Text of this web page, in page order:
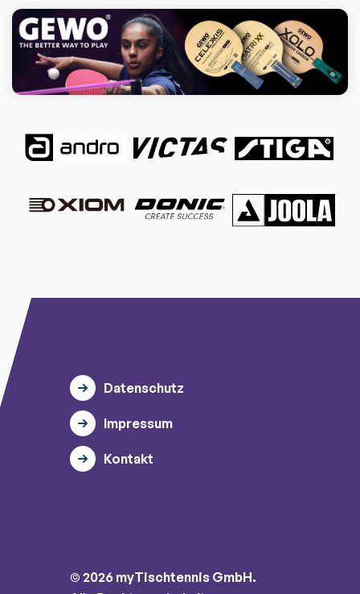
Datenschutz
Impressum
Kontakt
© 2026 myTischtennis GmbH.